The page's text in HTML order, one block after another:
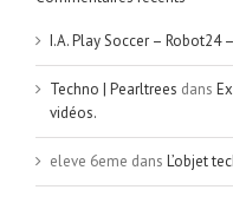
I.A. Play Soccer – Robot24
Techno | Pearltrees dans
vidéos.
eleve 6eme dans L’objet